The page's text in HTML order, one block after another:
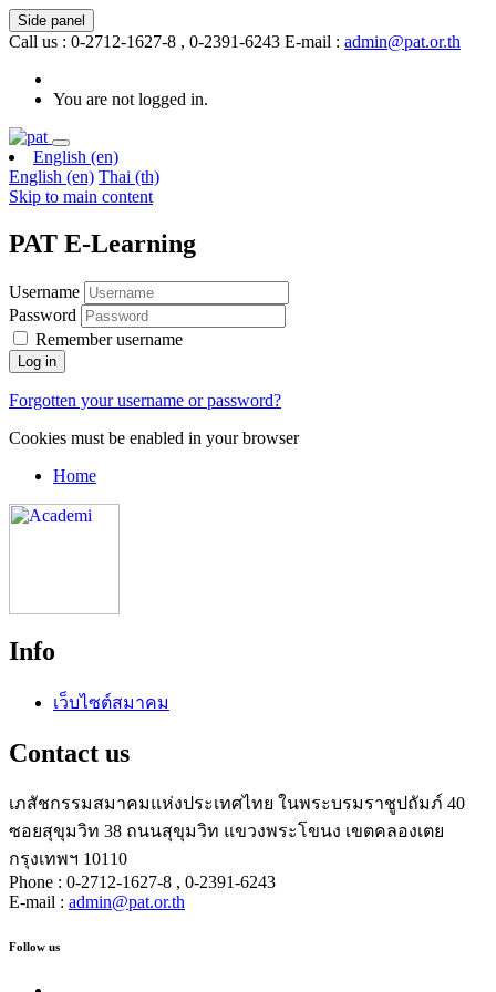
Side panel
Call us : 0-2712-1627-8 , 0-2391-6243 E-mail : admin@pat.or.th
You are not logged in.
English ‎(en)‎
English ‎(en)‎ Thai ‎(th)‎
Skip to main content
PAT E-Learning
Username
Password
Remember username
Log in
Forgotten your username or password?
Cookies must be enabled in your browser
Home
Info
เว็บไซต์สมาคม
Contact us
เภสัชกรรมสมาคมแห่งประเทศไทย ในพระบรมราชูปถัมภ์ 40
ซอยสุขุมวิท 38 ถนนสุขุมวิท แขวงพระโขนง เขตคลองเตย
กรุงเทพฯ 10110
Phone : 0-2712-1627-8 , 0-2391-6243
E-mail : admin@pat.or.th
Follow us